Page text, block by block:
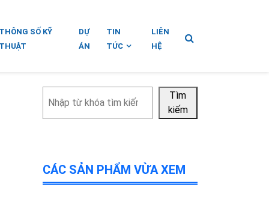
THÔNG SỐ KỸ
THUẬT
DỰ
ÁN
TIN
TỨC
LIÊN
HỆ
kiếm
Tìm
kiếm
CÁC SẢN PHẨM VỪA XEM